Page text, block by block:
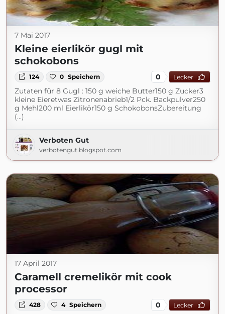
7 Mai 2017
Kleine eierlikör gugl mit
schokobons
124 0 Speichern 0 Lecker
Zutaten für 8 Gugl : 150 g weiche Butter150 g Zucker3
kleine Eieretwas Zitronenabrieb1/2 Pck. Backpulver250
g Mehl200 ml Eierlikör150 g SchokobonsZubereitung
(...)
Verboten Gut
verbotengut.blogspot.com
17 April 2017
Caramell cremelikör mit cook
processor
428 4 Speichern 0 Lecker